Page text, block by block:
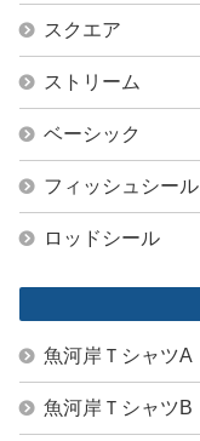
スクエア
ストリーム
ベーシック
フィッシュシール
ロッドシール
魚河岸ＴシャツA
魚河岸ＴシャツB